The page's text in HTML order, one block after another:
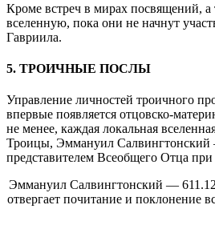
Кроме встреч в мирах посвящений, а
вселенную, пока они не начнут
Гавриила.
5. ТРОИЧНЫЕ ПОСЛЫ
Управление личностей троичного
впервые появляется отцовско-
не менее, каждая локальная
Троицы, Эммануил Салвингтонский
представителем Всеобщего Отца
Эммануил Салвингтонский —
отвергает почитание и поклонение